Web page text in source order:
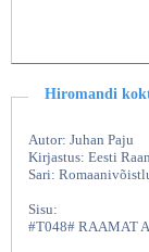
Hiromandi
Autor: Juhan Paju
Kirjastus: Eesti
Sari:
Sisu:
#T048# RAAMAT